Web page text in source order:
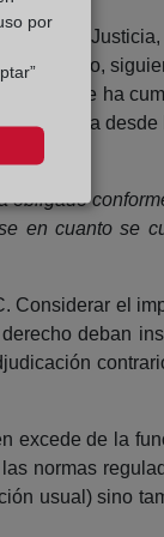
de
Por lo tanto,
que se ha
se trata
obligado
en cuanto se
Considerar el
deban
excede de la
normas
usual) sino
por